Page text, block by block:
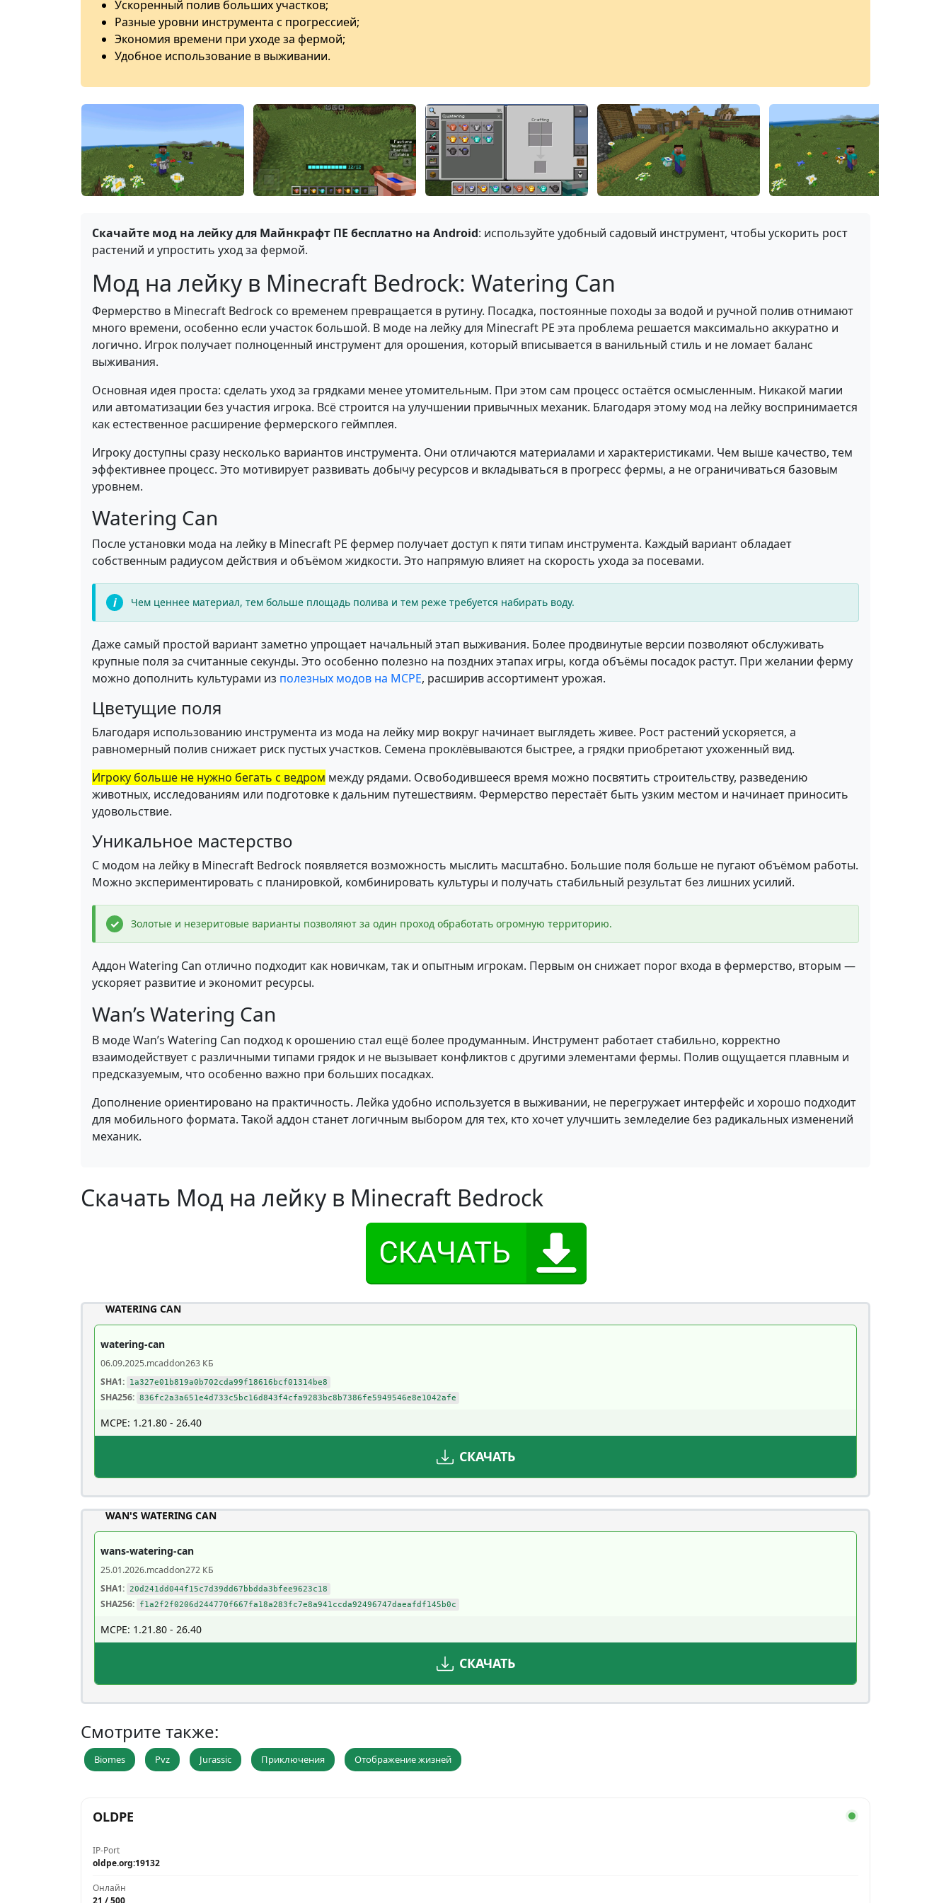
Ускоренный полив больших участков;
Разные уровни инструмента с прогрессией;
Экономия времени при уходе за фермой;
Удобное использование в выживании.
Скачайте мод на лейку для Майнкрафт ПЕ бесплатно на Android: используйте удобный садовый инструмент, чтобы ускорить рост
растений и упростить уход за фермой.
Мод на лейку в Minecraft Bedrock: Watering Can
Фермерство в Minecraft Bedrock со временем превращается в рутину. Посадка, постоянные походы за водой и ручной полив отнимают
много времени, особенно если участок большой. В моде на лейку для Minecraft PE эта проблема решается максимально аккуратно и
логично. Игрок получает полноценный инструмент для орошения, который вписывается в ванильный стиль и не ломает баланс
выживания.
Основная идея проста: сделать уход за грядками менее утомительным. При этом сам процесс остаётся осмысленным. Никакой магии
или автоматизации без участия игрока. Всё строится на улучшении привычных механик. Благодаря этому мод на лейку воспринимается
как естественное расширение фермерского геймплея.
Игроку доступны сразу несколько вариантов инструмента. Они отличаются материалами и характеристиками. Чем выше качество, тем
эффективнее процесс. Это мотивирует развивать добычу ресурсов и вкладываться в прогресс фермы, а не ограничиваться базовым
уровнем.
Watering Can
После установки мода на лейку в Minecraft PE фермер получает доступ к пяти типам инструмента. Каждый вариант обладает
собственным радиусом действия и объёмом жидкости. Это напрямую влияет на скорость ухода за посевами.
Чем ценнее материал, тем больше площадь полива и тем реже требуется набирать воду.
Даже самый простой вариант заметно упрощает начальный этап выживания. Более продвинутые версии позволяют обслуживать
крупные поля за считанные секунды. Это особенно полезно на поздних этапах игры, когда объёмы посадок растут. При желании ферму
можно дополнить культурами из полезных модов на MCPE, расширив ассортимент урожая.
Цветущие поля
Благодаря использованию инструмента из мода на лейку мир вокруг начинает выглядеть живее. Рост растений ускоряется, а
равномерный полив снижает риск пустых участков. Семена проклёвываются быстрее, а грядки приобретают ухоженный вид.
Игроку больше не нужно бегать с ведром между рядами. Освободившееся время можно посвятить строительству, разведению
животных, исследованиям или подготовке к дальним путешествиям. Фермерство перестаёт быть узким местом и начинает приносить
удовольствие.
Уникальное мастерство
С модом на лейку в Minecraft Bedrock появляется возможность мыслить масштабно. Большие поля больше не пугают объёмом работы.
Можно экспериментировать с планировкой, комбинировать культуры и получать стабильный результат без лишних усилий.
Золотые и незеритовые варианты позволяют за один проход обработать огромную территорию.
Аддон Watering Can отлично подходит как новичкам, так и опытным игрокам. Первым он снижает порог входа в фермерство, вторым —
ускоряет развитие и экономит ресурсы.
Wan’s Watering Can
В моде Wan’s Watering Can подход к орошению стал ещё более продуманным. Инструмент работает стабильно, корректно
взаимодействует с различными типами грядок и не вызывает конфликтов с другими элементами фермы. Полив ощущается плавным и
предсказуемым, что особенно важно при больших посадках.
Дополнение ориентировано на практичность. Лейка удобно используется в выживании, не перегружает интерфейс и хорошо подходит
для мобильного формата. Такой аддон станет логичным выбором для тех, кто хочет улучшить земледелие без радикальных изменений
механик.
Скачать Мод на лейку в Minecraft Bedrock
WATERING CAN
watering-can
06.09.2025.mcaddon263 КБ
SHA1:
1a327e01b819a0b702cda99f18616bcf01314be8
SHA256: 836fc2a3a651e4d733c5bc16d843f4cfa9283bc8b7386fe5949546e8e1042afe
MCPE: 1.21.80 - 26.40
СКАЧАТЬ
WAN'S WATERING CAN
wans-watering-can
25.01.2026.mcaddon272 КБ
SHA1: 20d241dd044f15c7d39dd67bbdda3bfee9623c18
SHA256: f1a2f2f0206d244770f667fa18a283fc7e8a941ccda92496747daeafdf145b0c
MCPE: 1.21.80 - 26.40
СКАЧАТЬ
Смотрите также:
Biomes Pvz Jurassic Приключения Отображение жизней
OLDPE
IP-Port
oldpe.org:19132
Онлайн
21 / 500